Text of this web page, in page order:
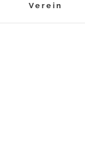
Verein